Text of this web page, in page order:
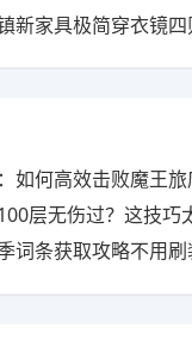
新家具极简穿衣镜
如何高效击败魔王旅
层无伤过？这技巧
词条获取攻略不用